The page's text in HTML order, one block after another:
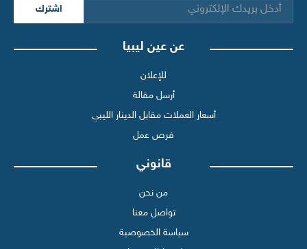
اشترك
عن عين ليبيا
للإعلان
أرسل مقالة
أسعار العملات مقابل الدينار الليبي
فرص عمل
قانوني
من نحن
تواصل معنا
سياسة الخصوصية